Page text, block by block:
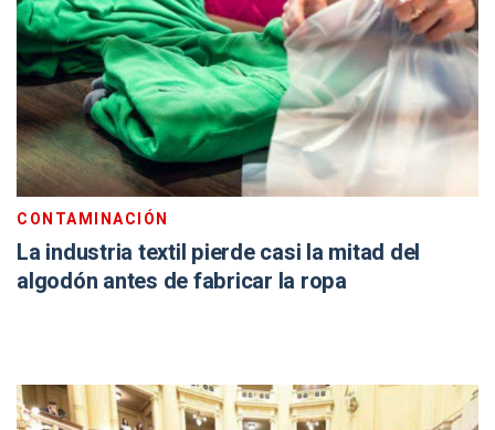
CONTAMINACIÓN
La industria textil pierde casi la mitad del
algodón antes de fabricar la ropa